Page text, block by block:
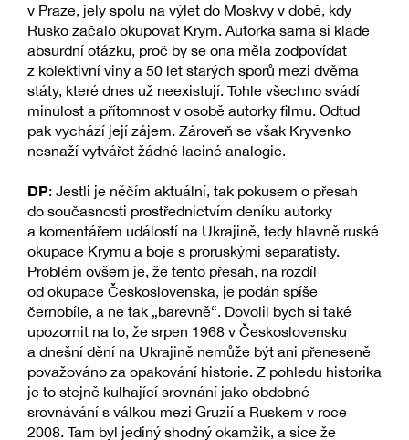
v Praze, jely spolu na výlet do Moskvy v době, kdy
Rusko začalo okupovat Krym. Autorka sama si klade
absurdní otázku, proč by se ona měla zodpovídat
z kolektivní viny a 50 let starých sporů mezi dvěma
státy, které dnes už neexistují. Tohle všechno svádí
minulost a přítomnost v osobě autorky filmu. Odtud
pak vychází její zájem. Zároveň se však Kryvenko
nesnaží vytvářet žádné laciné analogie.
DP: Jestli je něčím aktuální, tak pokusem o přesah
do současnosti prostřednictvím deníku autorky
a komentářem událostí na Ukrajině, tedy hlavně ruské
okupace Krymu a boje s proruskými separatisty.
Problém ovšem je, že tento přesah, na rozdíl
od okupace Československa, je podán spíše
černobíle, a ne tak „barevně“. Dovolil bych si také
upozornit na to, že srpen 1968 v Československu
a dnešní dění na Ukrajině nemůže být ani přeneseně
považováno za opakování historie. Z pohledu historika
je to stejně kulhající srovnání jako obdobné
srovnávání s válkou mezi Gruzií a Ruskem v roce
2008. Tam byl jediný shodný okamžik, a sice že